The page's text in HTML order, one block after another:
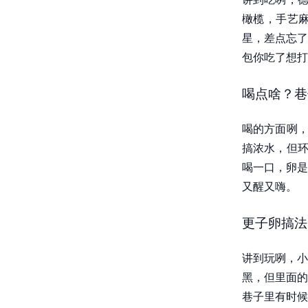
橄榄，手艺
星，差点忘
包你吃了想
喝点啥？
喝的方面咧
搞浓水，但
喝一口，卵
又醒又嗨。
更子卵搞
讲到玩咧，
黑，但里面
巷子里有时